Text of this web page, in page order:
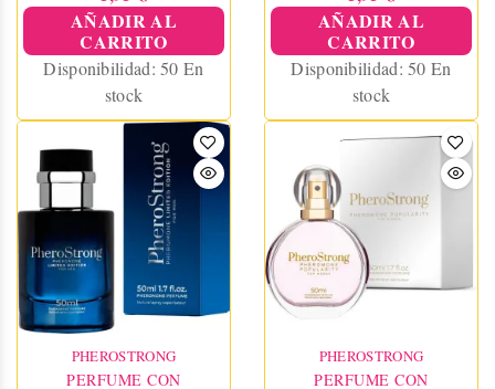
AÑADIR AL
CARRITO
Disponibilidad:50 En
stock
AÑADIR AL
CARRITO
Disponibilidad:50 En
stock
PHEROSTRONG
PERFUME CON
PHEROSTRONG
PERFUME CON